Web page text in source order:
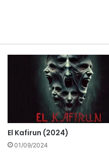
El Kafirun (2024)
01/09/2024